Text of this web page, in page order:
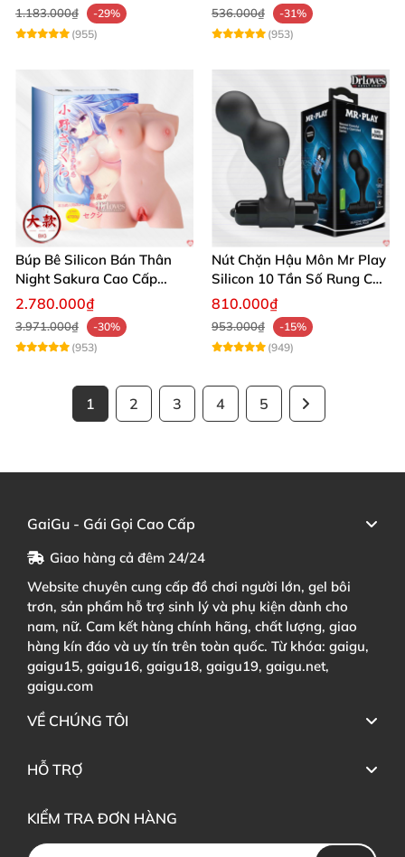
1.183.000₫
-29%
(955)
536.000₫
-31%
(953)
Búp Bê Silicon Bán Thân
Night Sakura Cao Cấp
Rung Đa Chức Năng
2.780.000₫
3.971.000₫
-30%
(953)
Nút Chặn Hậu Môn Mr Play
Silicon 10 Tần Số Rung Cao
Cấp
810.000₫
953.000₫
-15%
(949)
1 2 3 4 5
GaiGu - Gái Gọi Cao Cấp
Giao hàng cả đêm 24/24
Website chuyên cung cấp đồ chơi người lớn, gel bôi
trơn, sản phẩm hỗ trợ sinh lý và phụ kiện dành cho
nam, nữ. Cam kết hàng chính hãng, chất lượng, giao
hàng kín đáo và uy tín trên toàn quốc. Từ khóa: gaigu,
gaigu15, gaigu16, gaigu18, gaigu19, gaigu.net,
gaigu.com
VỀ CHÚNG TÔI
HỖ TRỢ
KIỂM TRA ĐƠN HÀNG